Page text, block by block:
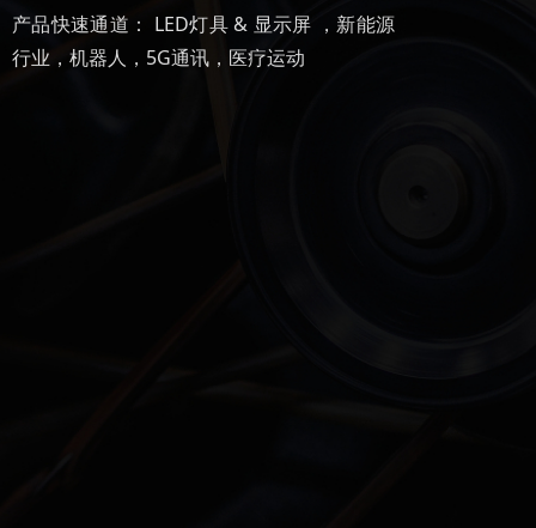
产品快速通道： LED灯具 & 显示屏 ， 新能源
行业 ， 机器人 ， 5G通讯 ， 医疗运动